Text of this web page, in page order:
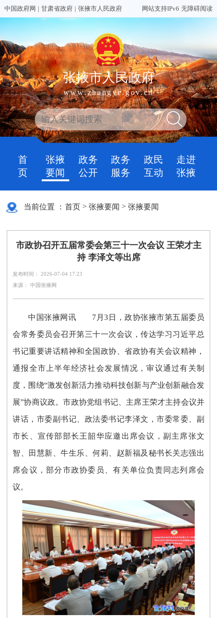
中国政府网 | 甘肃省政府 | 张掖市人民政府 网站支持IPv6 无障碍阅读
张掖市人民政府
www.zhangye.gov.cn
首
页
张掖
要闻
政务
公开
政务
服务
政民
互动
走进
张掖
当前位置 ： 首页 >张掖要闻 >张掖要闻
市政协召开五届常委会第三十一次会议 王荣才主
持 李泽文等出席
发布时间： 2026-07-04 17:23
来源： 中国张掖网
中国张掖网讯 7月3日，政协张掖市第五届委员
会常务委员会召开第三十一次会议，传达学习习近平总
书记重要讲话精神和全国政协、省政协有关会议精神，
通报全市上半年经济社会发展情况，审议通过有关制
度，围绕“激发创新活力推动科技创新与产业创新融合发
展”协商议政。市政协党组书记、主席王荣才主持会议并
讲话，市委副书记、政法委书记李泽文，市委常委、副
市长、宣传部部长王韶华应邀出席会议，副主席张文
智、田慧新、牛生乐、何莉、赵新福及秘书长关志强出
席会议，部分市政协委员、有关单位负责同志列席会
议。